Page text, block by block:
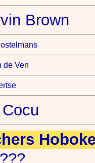
Brown
de Ven